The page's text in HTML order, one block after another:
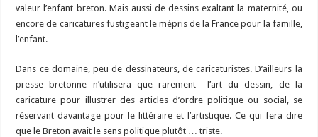
valeur l’enfant breton. Mais aussi de dessins exaltant la maternité, ou
encore de caricatures fustigeant le mépris de la France pour la famille,
l’enfant.
Dans ce domaine, peu de dessinateurs, de caricaturistes. D’ailleurs la
presse bretonne n’utilisera que rarement l’art du dessin, de la
caricature pour illustrer des articles d’ordre politique ou social, se
réservant davantage pour le littéraire et l’artistique. Ce qui fera dire
que le Breton avait le sens politique plutôt … triste.